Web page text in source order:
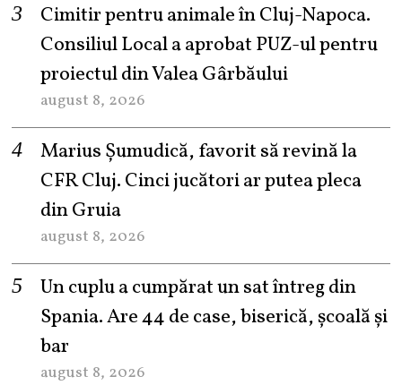
Cimitir pentru animale în Cluj-Napoca.
Consiliul Local a aprobat PUZ-ul pentru
proiectul din Valea Gârbăului
august 8, 2026
Marius Șumudică, favorit să revină la
CFR Cluj. Cinci jucători ar putea pleca
din Gruia
august 8, 2026
Un cuplu a cumpărat un sat întreg din
Spania. Are 44 de case, biserică, școală și
bar
august 8, 2026